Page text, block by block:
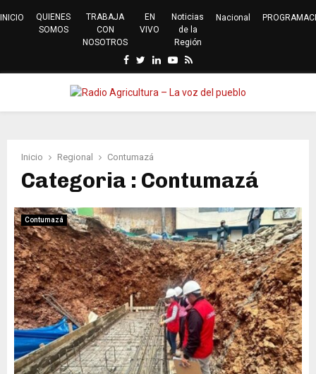
INICIO
QUIENES
SOMOS
TRABAJA
CON
NOSOTROS
EN
VIVO
Noticias
de la
Región
Nacional
Facebook
Twitter
LinkedinYoutube
Rss
PRIMARY
Inicio Regional Contumazá
Categoria : Contumazá
Contumazá